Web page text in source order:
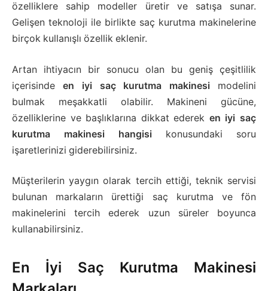
özelliklere sahip modeller üretir ve satışa sunar.
Gelişen teknoloji ile birlikte saç kurutma makinelerine
birçok kullanışlı özellik eklenir.
Artan ihtiyacın bir sonucu olan bu geniş çeşitlilik
içerisinde en iyi saç kurutma makinesi modelini
bulmak meşakkatli olabilir. Makineni gücüne,
özelliklerine ve başlıklarına dikkat ederek en iyi saç
kurutma makinesi hangisi konusundaki soru
işaretlerinizi giderebilirsiniz.
Müşterilerin yaygın olarak tercih ettiği, teknik servisi
bulunan markaların ürettiği saç kurutma ve fön
makinelerini tercih ederek uzun süreler boyunca
kullanabilirsiniz.
En İyi Saç Kurutma Makinesi